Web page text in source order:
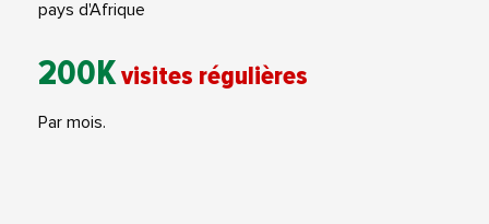
pays d'Afrique
200Kvisites régulières
Par mois.